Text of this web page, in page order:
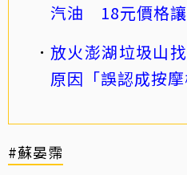
汽油 18元價格
放火澎湖垃圾山
原因「誤認成按摩
#蘇晏霈